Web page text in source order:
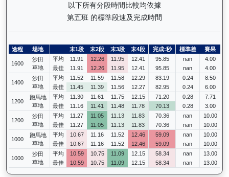
以下所有分段時間比較均依據
第五班 的標準段速及完成時間
途程 場地 末1段 末2段 末3段 末4段 完成:秒 標準差 賽果
1600
沙田
草地
平均 11.91 12.26 11.95 12.41 95.85 nan
4.00
最佳
11.91 12.26 11.95 12.41 95.85 nan 4.00
1400
沙田
草地
平均 11.52 11.59 11.58 12.29 83.19 0.24
8.50
最佳
11.45 11.39 11.56 12.27 82.95 0.24 6.00
1200
跑馬地
草地
平均 11.30 11.61 11.75 12.15 71.20 0.28
7.71
最佳
11.16 11.41 11.48 11.78 70.13 0.28 3.00
1200
沙田
草地
平均 11.27 11.05 11.13 11.83 70.36 nan
10.00
最佳
11.27 11.05 11.13 11.83 70.36 nan 10.00
1000
跑馬地
草地
平均 10.67 11.16 11.52 12.46 59.09 nan
10.00
最佳
10.67 11.16 11.52 12.46 59.09 nan 10.00
1000
沙田
草地
平均 10.59 10.75 11.09 12.15 58.34 nan
13.00
最佳
10.59 10.75 11.09 12.15 58.34 nan 13.00